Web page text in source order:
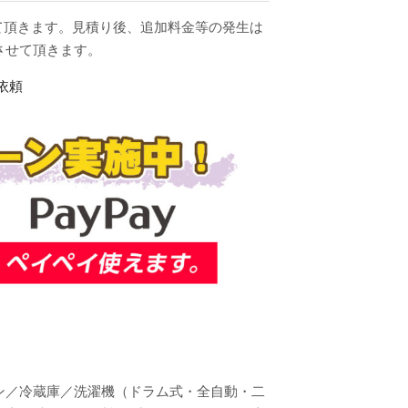
きます。見積り後、追加料金等の発生は
て頂きます。
冷蔵庫／洗濯機（ドラム式・全自動・二